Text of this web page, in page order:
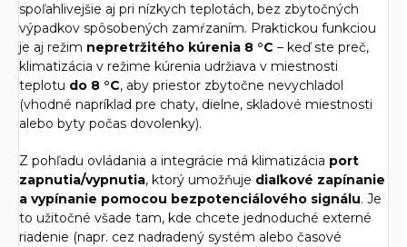
spoľahlivejšie aj pri nízkych teplotách, bez zbytočných
výpadkov spôsobených zamŕzaním. Praktickou funkciou
je aj režim nepretržitého kúrenia 8 °C – keď ste preč,
klimatizácia v režime kúrenia udržiava v miestnosti
teplotu do 8 °C, aby priestor zbytočne nevychladol
(vhodné napríklad pre chaty, dielne, skladové miestnosti
alebo byty počas dovolenky).
Z pohľadu ovládania a integrácie má klimatizácia port
zapnutia/vypnutia, ktorý umožňuje diaľkové zapínanie
a vypínanie pomocou bezpotenciálového signálu. Je
to užitočné všade tam, kde chcete jednoduché externé
riadenie (napr. cez nadradený systém alebo časové